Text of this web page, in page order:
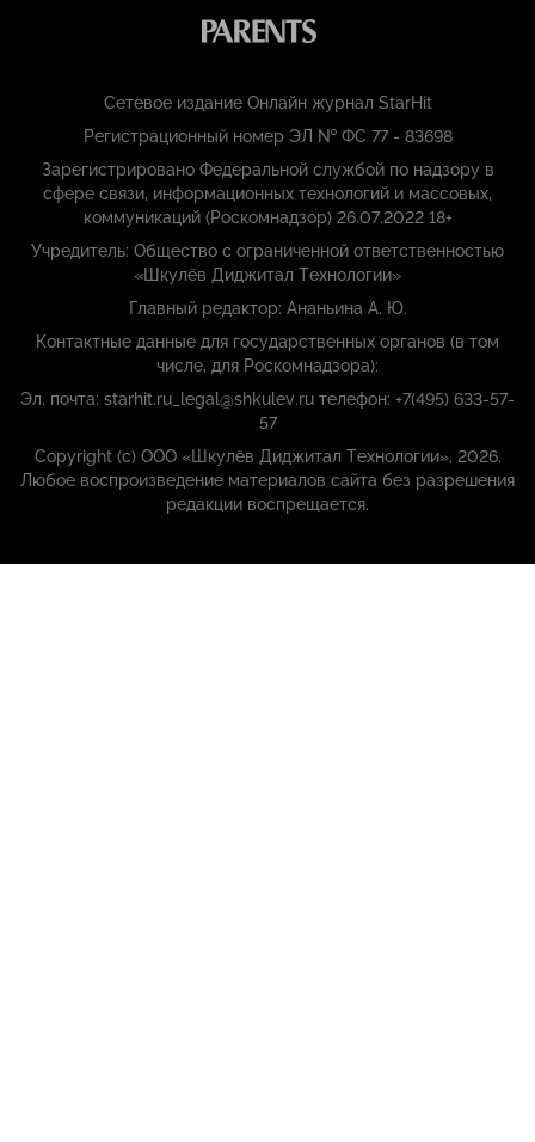
Сетевое издание Онлайн журнал StarHit
Регистрационный номер ЭЛ № ФС 77 - 83698
Зарегистрировано Федеральной службой по надзору в
сфере связи, информационных технологий и массовых,
коммуникаций (Роскомнадзор) 26.07.2022 18+
Учредитель: Общество с ограниченной ответственностью
«Шкулёв Диджитал Технологии»
Главный редактор: Ананьина А. Ю.
Контактные данные для государственных органов (в том
числе, для Роскомнадзора):
Эл. почта: starhit.ru_legal@shkulev.ru телефон: +7(495) 633-57-
57
Copyright (с) ООО «Шкулёв Диджитал Технологии», 2026.
Любое воспроизведение материалов сайта без разрешения
редакции воспрещается.